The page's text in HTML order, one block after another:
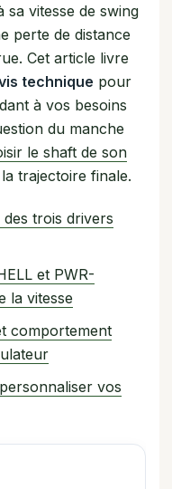
sa vitesse de swing
perte de distance
Cet article livre
technique pour
à vos besoins
du manche
le shaft de son
trajectoire finale.
trois drivers
et PWR-
la vitesse
comportement
vos